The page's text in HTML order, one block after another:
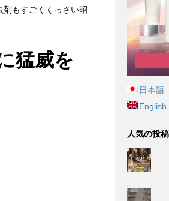
もすごくくっさい昭
猛威を
日本語
English
人気の投